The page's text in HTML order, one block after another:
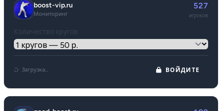
boost-vip.ru
Мониторинг
527
игроков
Количество кругов
Загрузка... ВОЙДИТЕ